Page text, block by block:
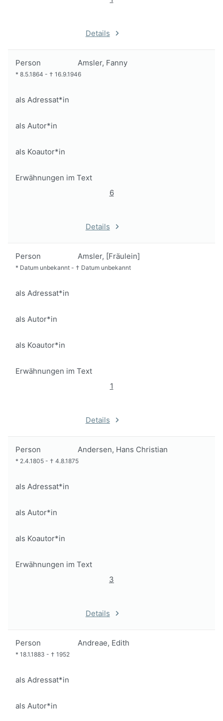
Details
Person Amsler, Fanny
* 8.5.1864 - † 16.9.1946
als Adressat*in
als Autor*in
als Koautor*in
Erwähnungen im Text
6
Details
Person Amsler, [Fräulein]
* Datum unbekannt - † Datum unbekannt
als Adressat*in
als Autor*in
als Koautor*in
Erwähnungen im Text
1
Details
Person Andersen, Hans Christian
* 2.4.1805 - † 4.8.1875
als Adressat*in
als Autor*in
als Koautor*in
Erwähnungen im Text
3
Details
Person Andreae, Edith
* 18.1.1883 - † 1952
als Adressat*in
als Autor*in